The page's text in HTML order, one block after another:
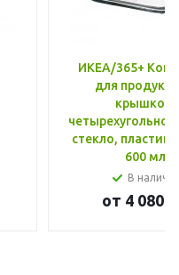
ИКЕА/365+
для
крышкой,
стекло, пластик
600 мл
В
от 4 080 ₸